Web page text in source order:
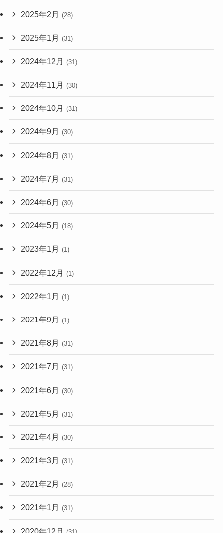
2025年2月 (28)
2025年1月 (31)
2024年12月 (31)
2024年11月 (30)
2024年10月 (31)
2024年9月 (30)
2024年8月 (31)
2024年7月 (31)
2024年6月 (30)
2024年5月 (18)
2023年1月 (1)
2022年12月 (1)
2022年1月 (1)
2021年9月 (1)
2021年8月 (31)
2021年7月 (31)
2021年6月 (30)
2021年5月 (31)
2021年4月 (30)
2021年3月 (31)
2021年2月 (28)
2021年1月 (31)
2020年12月